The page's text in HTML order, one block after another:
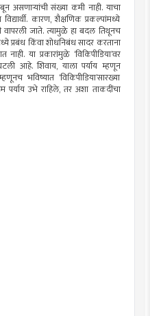
असणार्‍यांची संख्या कमी नाही. याचा
कारण, शैक्षणिक प्रकल्पांमध्ये
वापरली जाते. त्यामुळे हा बदल तिथूनच
किंवा शोधनिबंध सादर करताना
नाही. या प्रकारांमुळे ‘विकिपीडिया’वर
आहे. शिवाय, याला पर्याय म्हणून
भविष्यात ‘विकिपीडिया’सारख्या
पर्याय उभे राहिले, तर अशा ताकदींचा